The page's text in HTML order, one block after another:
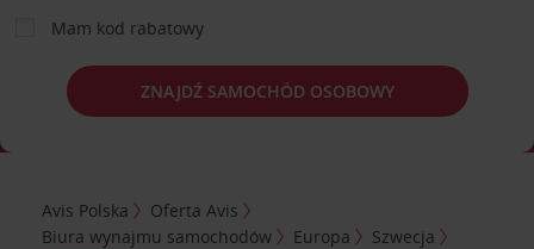
Mam kod rabatowy
ZNAJDŹ SAMOCHÓD OSOBOWY
Avis Polska
Oferta Avis
Biura wynajmu samochodów
Europa
Szwecja